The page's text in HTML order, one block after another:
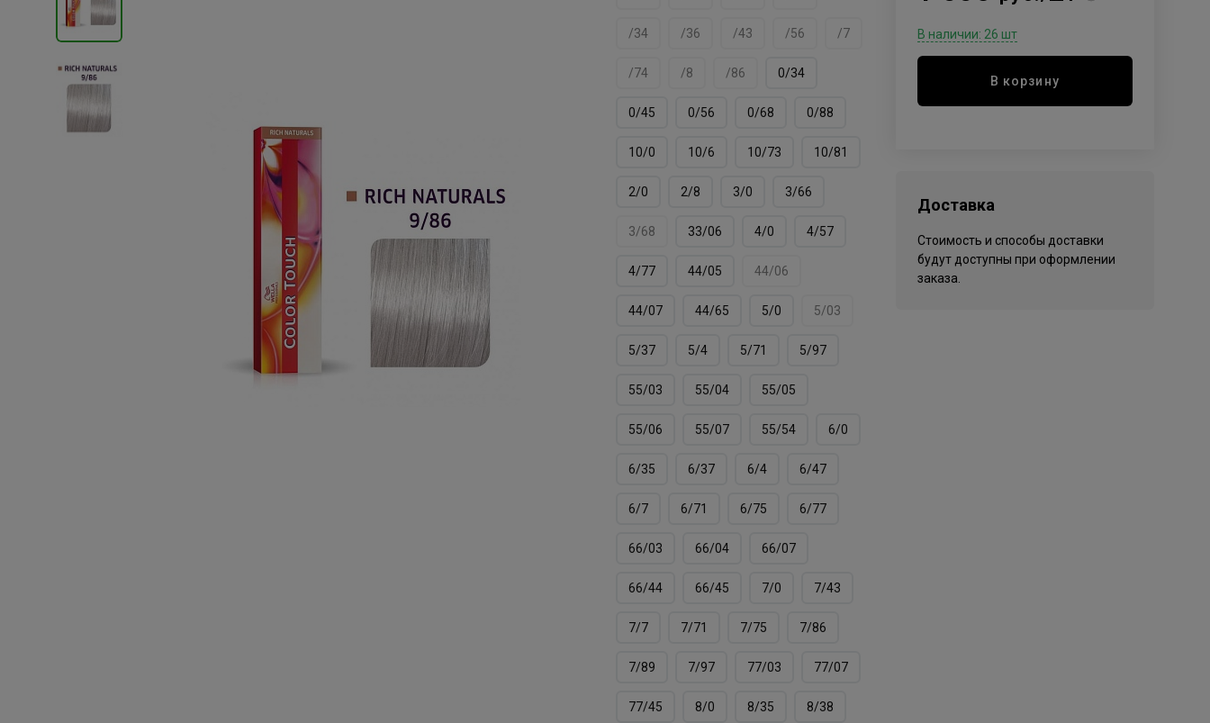
/34 /36 /43 /56 /7
/74 /8 /86 0/34
0/45 0/56 0/68 0/88
10/0 10/6 10/73 10/81
2/0 2/8 3/0 3/66
3/68 33/06 4/0 4/57
4/77 44/05 44/06
44/07 44/65 5/0 5/03
5/37 5/4 5/71 5/97
55/03 55/04 55/05
55/06 55/07 55/54 6/0
6/35 6/37 6/4 6/47
6/7 6/71 6/75 6/77
66/03 66/04 66/07
66/44 66/45 7/0 7/43
7/7 7/71 7/75 7/86
7/89 7/97 77/03 77/07
77/45 8/0 8/35 8/38
В наличии: 26 шт
В корзину
Доставка
Стоимость и способы доставки
будут доступны при оформлении
заказа.